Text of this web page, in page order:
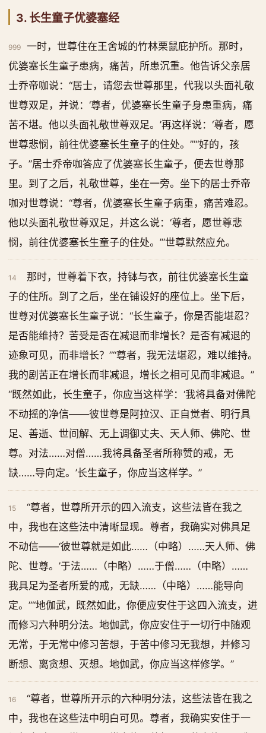
3. 长生童子优婆塞经
999
一时，世尊住在王舍城的竹林栗鼠庇护所。那时，
优婆塞长生童子患病，痛苦，所患沉重。他告诉父亲居
士乔帝咖说：“居士，请您去世尊那里，代我以头面礼敬
世尊双足，并说：‘尊者，优婆塞长生童子身患重病，痛
苦不堪。他以头面礼敬世尊双足。’再这样说：‘尊者，愿
世尊悲悯，前往优婆塞长生童子的住处。’”“好的，孩
子。”居士乔帝咖答应了优婆塞长生童子，便去世尊那
里。到了之后，礼敬世尊，坐在一旁。坐下的居士乔帝
咖对世尊说：“尊者，优婆塞长生童子病重，痛苦难忍。
他以头面礼敬世尊双足，并这么说：‘尊者，愿世尊悲
悯，前往优婆塞长生童子的住处。’”世尊默然应允。
14
那时，世尊着下衣，持钵与衣，前往优婆塞长生童
子的住所。到了之后，坐在铺设好的座位上。坐下后，
世尊对优婆塞长生童子说：“长生童子，你是否能堪忍？
是否能维持？苦受是否在减退而非增长？是否有减退的
迹象可见，而非增长？”“尊者，我无法堪忍，难以维持。
我的剧苦正在增长而非减退，增长之相可见而非减退。”
“既然如此，长生童子，你应当这样学：‘我将具备对佛陀
不动摇的净信——彼世尊是阿拉汉、正自觉者、明行具
足、善逝、世间解、无上调御丈夫、天人师、佛陀、世
尊。对法……对僧……我将具备圣者所称赞的戒，无
缺……导向定。’长生童子，你应当这样学。”
15
“尊者，世尊所开示的四入流支，这些法皆在我之
中，我也在这些法中清晰显现。尊者，我确实对佛具足
不动信——‘彼世尊就是如此……（中略）……天人师、佛
陀、世尊。’于法……（中略）……于僧……（中略）……
我具足为圣者所爱的戒，无缺……（中略）……能导向
定。”“地伽武，既然如此，你便应安住于这四入流支，进
而修习六种明分法。地伽武，你应安住于一切行中随观
无常，于无常中修习苦想，于苦中修习无我想，并修习
断想、离贪想、灭想。地伽武，你应当这样修学。”
16
“尊者，世尊所开示的六种明分法，这些法皆在我之
中，我也在这些法中明白可见。尊者，我确实安住于一